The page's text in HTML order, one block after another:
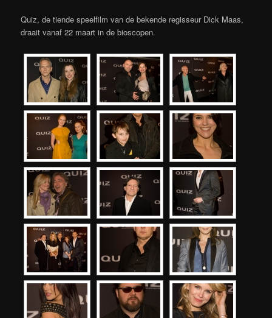
Quiz, de tiende speelfilm van de bekende regisseur Dick Maas,
draait vanaf 22 maart in de bioscopen.